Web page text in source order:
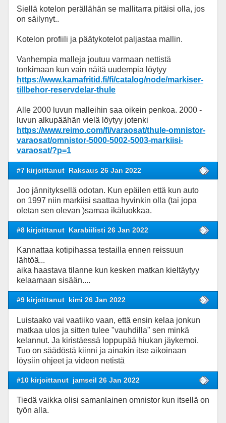
Siellä kotelon perällähän se mallitarra pitäisi olla, jos
on säilynyt..
Kotelon profiili ja päätykotelot paljastaa mallin.
Vanhempia malleja joutuu varmaan nettistä
tonkimaan kun vain näitä uudempia löytyy
https://www.kamafritid.fi/fi/catalog/node/markiser-
tillbehor-reservdelar-thule
Alle 2000 luvun malleihin saa oikein penkoa. 2000 -
luvun alkupäähän vielä löytyy jotenki
https://www.reimo.com/fi/varaosat/thule-omnistor-
varaosat/omnistor-5000-5002-5003-markiisi-
varaosat/?p=1
#7 kirjoittanut Raksaus 26 Jan 2022
Joo jännityksellä odotan. Kun epäilen että kun auto
on 1997 niin markiisi saattaa hyvinkin olla (tai jopa
oletan sen olevan )samaa ikäluokkaa.
#8 kirjoittanut Karabiilisti 26 Jan 2022
Kannattaa kotipihassa testailla ennen reissuun
lähtöä...
aika haastava tilanne kun kesken matkan kieltäytyy
kelaamaan sisään....
#9 kirjoittanut kimi 26 Jan 2022
Luistaako vai vaatiiko vaan, että ensin kelaa jonkun
matkaa ulos ja sitten tulee "vauhdilla" sen minkä
kelannut. Ja kiristäessä loppupää hiukan jäykemoi.
Tuo on säädöstä kiinni ja ainakin itse aikoinaan
löysiin ohjeet ja videon netistä
#10 kirjoittanut jamseil 26 Jan 2022
Tiedä vaikka olisi samanlainen omnistor kun itsellä on
työn alla.